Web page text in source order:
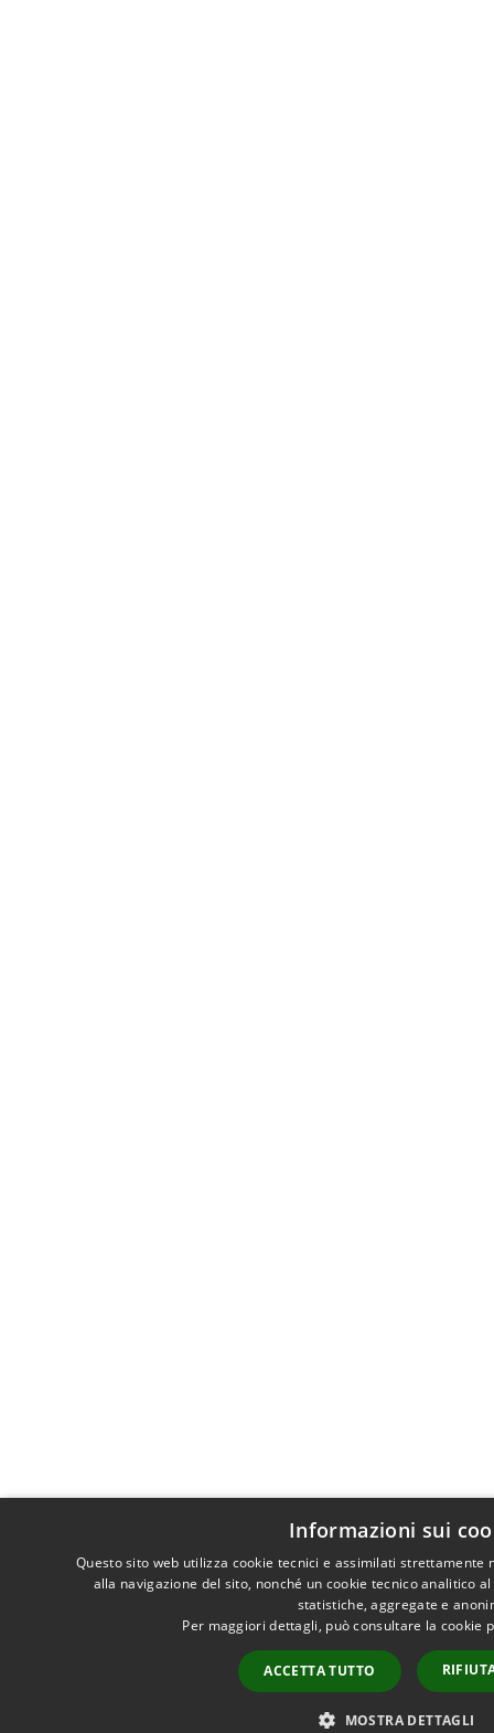
Informazioni sui
Questo sito web utilizza cookie tecnici e assimilati
alla navigazione del sito, nonché un cookie tecnico analitico
statistiche, aggregate e
Per maggiori dettagli, può consultare la cookie
ACCETTA TUTTO
MOSTRA DETTAGLI